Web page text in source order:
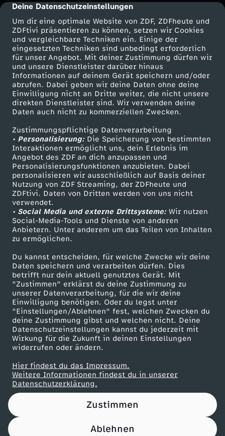
cmp-dialog-description
Deine Datenschutzeinstellungen
Um dir eine optimale Website von ZDF, ZDFheute und
ZDFtivi präsentieren zu können, setzen wir Cookies
und vergleichbare Techniken ein. Einige der
eingesetzten Techniken sind unbedingt erforderlich
für unser Angebot. Mit deiner Zustimmung dürfen wir
und unsere Dienstleister darüber hinaus
Informationen auf deinem Gerät speichern und/oder
abrufen. Dabei geben wir deine Daten ohne deine
Einwilligung nicht an Dritte weiter, die nicht unsere
direkten Dienstleister sind. Wir verwenden deine
Daten auch nicht zu kommerziellen Zwecken.
Zustimmungspflichtige Datenverarbeitung
• Personalisierung:Die Speicherung von bestimmten
Interaktionen ermöglicht uns, dein Erlebnis im
Angebot des ZDF an dich anzupassen und
Personalisierungsfunktionen anzubieten. Dabei
personalisieren wir ausschließlich auf Basis deiner
Nutzung von ZDF Streaming, der ZDFheute und
ZDFtivi. Daten von Dritten werden von uns nicht
verwendet.
• Social Media und externe Drittsysteme:Wir nutzen
Social-Media-Tools und Dienste von anderen
Anbietern. Unter anderem um das Teilen von Inhalten
zu ermöglichen.
Du kannst entscheiden, für welche Zwecke wir deine
Daten speichern und verarbeiten dürfen. Dies
betrifft nur dein aktuell genutztes Gerät. Mit
"Zustimmen" erklärst du deine Zustimmung zu
unserer Datenverarbeitung, für die wir deine
Einwilligung benötigen. Oder du legst unter
"Einstellungen/Ablehnen" fest, welchen Zwecken du
deine Zustimmung gibst und welchen nicht. Deine
Datenschutzeinstellungen kannst du jederzeit mit
Wirkung für die Zukunft in deinen Einstellungen
widerrufen oder ändern.
Hier findest du das Impressum.
Weitere Informationen findest du in unserer
Datenschutzerklärung.
Zustimmen
Ablehnen
Mehr ZDF
ZDF-Apps
Smart TV
ZDFtext
Livestreams
Sendungen A-Z
TV-Programm
Service
ZDFmitreden
Kontakt zum ZDF
Tickets
Zuschauerservice
Hilfe
ZDF Unternehmen
Karriere
ZDF goes Schule
Werbefernsehen
Mainzelmännchen
Partner